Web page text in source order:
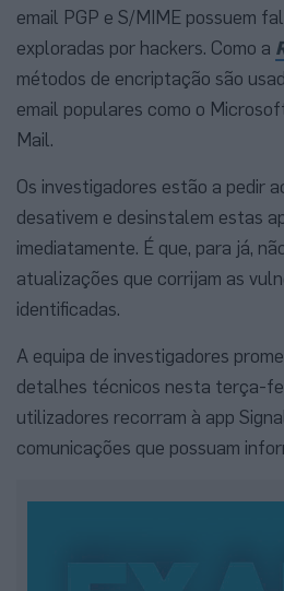
email PGP e S/MIME possuem
exploradas por hackers. Como a
métodos de encriptação são
email populares como o
Mail.
Os investigadores estão a pedir
desativem e desinstalem estas
imediatamente. É que, para já,
atualizações que corrijam as
identificadas.
A equipa de investigadores
detalhes técnicos nesta terça-
utilizadores recorram à app
comunicações que possuam